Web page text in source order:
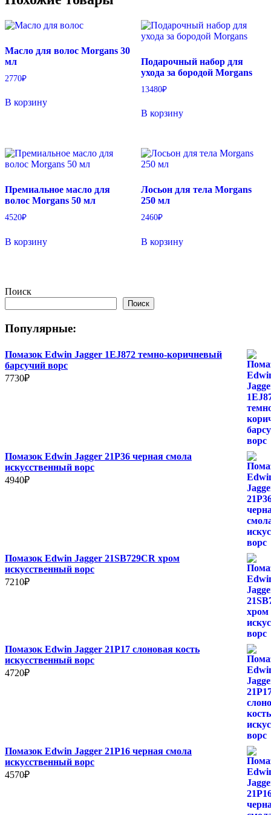
Масло для волос Morgans 30
мл
2770₽
В корзину
Подарочный набор для
ухода за бородой Morgans
13480₽
В корзину
Премиальное масло для
волос Morgans 50 мл
4520₽
В корзину
Лосьон для тела Morgans
250 мл
2460₽
В корзину
Поиск
Поиск
Популярные:
Помазок Edwin Jagger 1EJ872 темно-коричневый
барсучий ворс
7730₽
Помазок Edwin Jagger 21P36 черная смола
искусственный ворс
4940₽
Помазок Edwin Jagger 21SB729CR хром
искусственный ворс
7210₽
Помазок Edwin Jagger 21P17 слоновая кость
искусственный ворc
4720₽
Помазок Edwin Jagger 21P16 черная смола
искусственный ворс
4570₽